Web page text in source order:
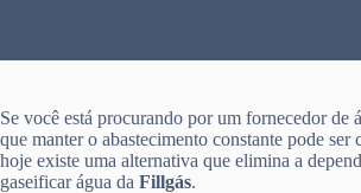
Se você está procurando por um fornecedor
que manter o abastecimento constante pode
hoje existe uma alternativa que elimina a
gaseificar água da Fillgás.